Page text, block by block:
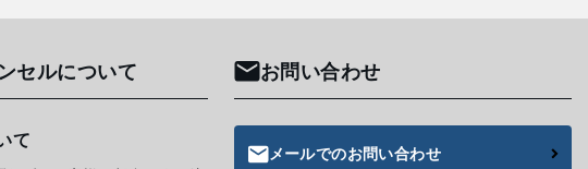
セルについて
て
お問い合わせ
メールでのお問い合わせ